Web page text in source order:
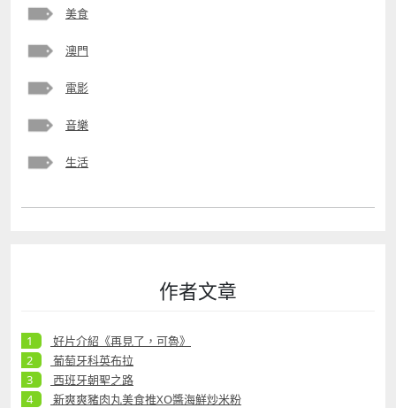
美食
澳門
電影
音樂
生活
作者文章
好片介紹《再見了，可魯》
葡萄牙科英布拉
西班牙朝聖之路
新爽爽豬肉丸美食推XO醬海鮮炒米粉